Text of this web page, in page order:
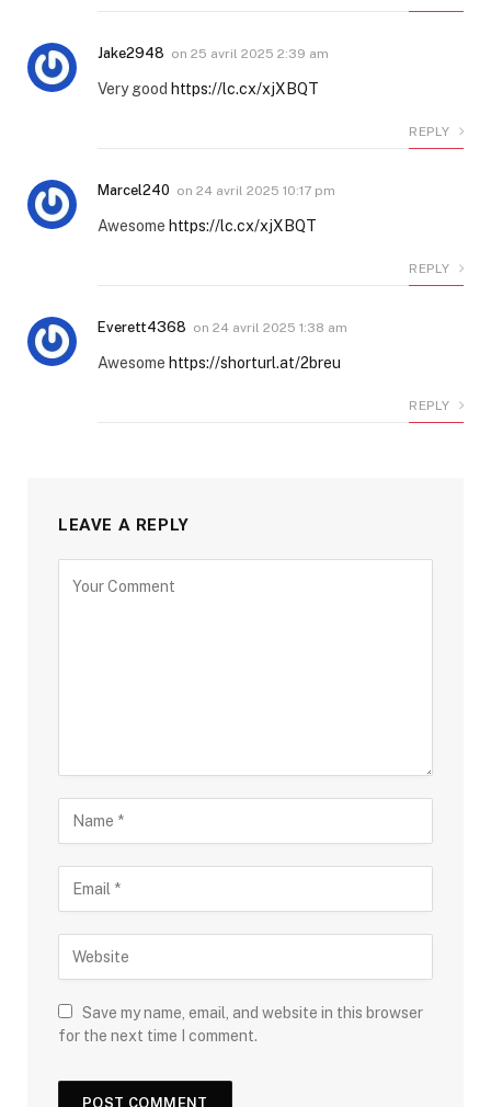
Jake2948 on 25 avril 2025 2:39 am
Very good https://lc.cx/xjXBQT
REPLY
Marcel240 on 24 avril 2025 10:17 pm
Awesome https://lc.cx/xjXBQT
REPLY
Everett4368 on 24 avril 2025 1:38 am
Awesome https://shorturl.at/2breu
REPLY
LEAVE A REPLY
Save my name, email, and website in this browser
for the next time I comment.